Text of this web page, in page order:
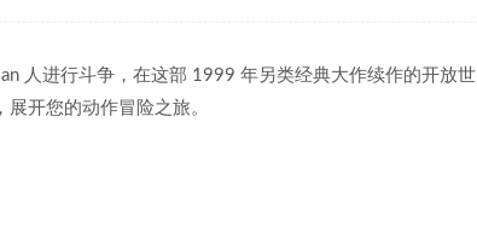
人进行斗争，在这部 1999 年另类经典大作续作的开放世
开您的动作冒险之旅。